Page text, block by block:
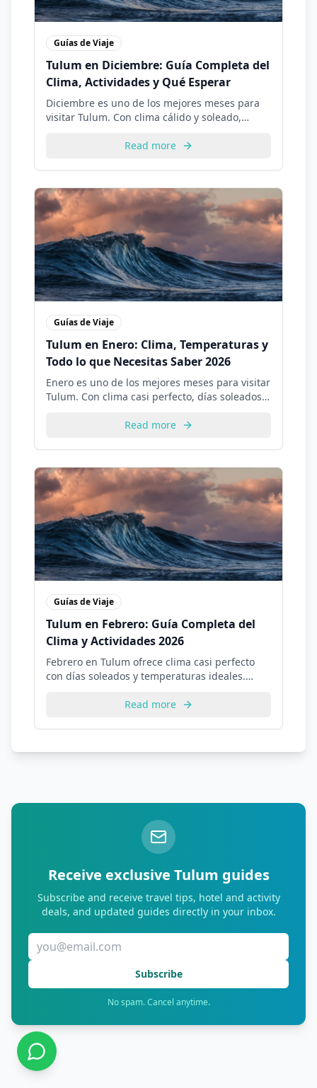
Guías de Viaje
Tulum en Diciembre: Guía Completa del
Clima, Actividades y Qué Esperar
Diciembre es uno de los mejores meses para
visitar Tulum. Con clima cálido y soleado,
descubre todo lo que necesitas saber para
Read more
Guías de Viaje
Tulum en Enero: Clima, Temperaturas y
Todo lo que Necesitas Saber 2026
Enero es uno de los mejores meses para visitar
Tulum. Con clima casi perfecto, días soleados y
visitar Tulum en enero.
Read more
Guías de Viaje
Tulum en Febrero: Guía Completa del
Clima y Actividades 2026
Febrero en Tulum ofrece clima casi perfecto
con días soleados y temperaturas ideales.
las mejores actividades disponibles.
Read more
Receive exclusive Tulum guides
Subscribe and receive travel tips, hotel and activity
deals, and updated guides directly in your inbox.
Subscribe
No spam. Cancel anytime.